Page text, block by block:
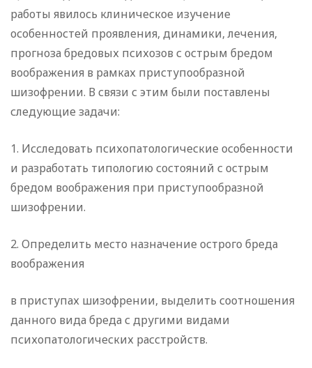
работы явилось клиническое изучение
особенностей проявления, динамики, лечения,
прогноза бредовых психозов с острым бредом
воображения в рамках приступообразной
шизофрении. В связи с этим были поставлены
следующие задачи:
1. Исследовать психопатологические особенности
и разработать типологию состояний с острым
бредом воображения при приступообразной
шизофрении.
2. Определить место назначение острого бреда
воображения
в приступах шизофрении, выделить соотношения
данного вида бреда с другими видами
психопатологических расстройств.